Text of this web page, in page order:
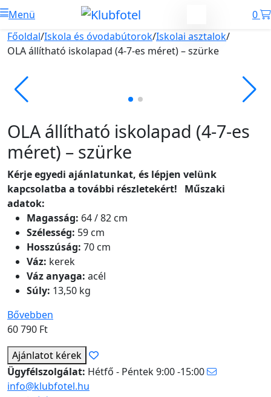
Menü
0
Főoldal/Iskola és óvodabútorok/Iskolai asztalok/
OLA állítható iskolapad (4-7-es méret) – szürke
OLA állítható iskolapad (4-7-es
méret) – szürke
Kérje egyedi ajánlatunkat, és lépjen velünk
kapcsolatba a további részletekért!
Műszaki
adatok:
Magasság: 64 / 82 cm
Szélesség: 59 cm
Hosszúság: 70 cm
Váz: kerek
Váz anyaga: acél
Súly: 13,50 kg
Bővebben
60 790 Ft
Ajánlatot kérek
Ügyfélszolgálat: Hétfő - Péntek 9:00 -15:00
info@klubfotel.hu